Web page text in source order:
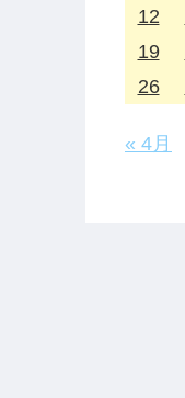
12
19
26
« 4月